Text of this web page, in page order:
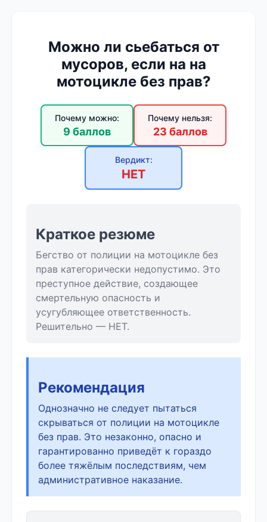
Можно ли сьeбаться от
мycopoв, если на на
мотоцикле без прав?
Почему можно:
9 баллов
Почему нельзя:
23 баллов
Вердикт:
НЕТ
Краткое резюме
Бегство от полиции на мотоцикле без
прав категорически недопустимо. Это
преступное действие, создающее
смертельную опасность и
усугубляющее ответственность.
Решительно — НЕТ.
Рекомендация
Однозначно не следует пытаться
скрываться от полиции на мотоцикле
без прав. Это незаконно, опасно и
гарантированно приведёт к гораздо
более тяжёлым последствиям, чем
административное наказание.